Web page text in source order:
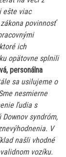
ešte viac
povinnosť
ich
opätovne splnili
personálna
sa usilujeme o
nesmierne
ľudia s
syndróm,
V
našli vhodné
vozíku.